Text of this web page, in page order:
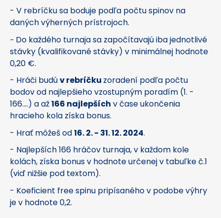
- V rebríčku sa boduje podľa počtu spinov na
daných výherných prístrojoch.
- Do každého turnaja sa započítavajú iba jednotlivé
stávky (kvalifikované stávky) v minimálnej hodnote
0,20 €.
- Hráči budúv rebríčku zoradení podľa počtu
bodov od najlepšieho vzostupným poradím (1. -
166....) a až166 najlepších v čase ukončenia
hracieho kola získa bonus.
- Hrať môžeš od16. 2. - 31. 12. 2024.
- Najlepších 166 hráčov turnaja, v každom kole
kolách, získa bonus v hodnote určenej v tabuľke č.1
(viď nižšie pod textom).
- Koeficient free spinu pripísaného v podobe výhry
jev hodnote 0,2.